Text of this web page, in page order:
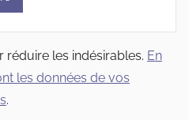
réduire les indésirables. En
les données de vos
.